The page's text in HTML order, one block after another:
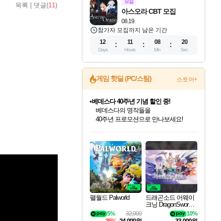
목록 댓글(11)
모집
08.19
아스오라 CBT 모집
참가자 모집까지 남은 기간
12
Days
11
Hours
08
Min
19
Sec
게임 핫딜 (PC/스팀) 스토어+
최대 90% 할인가를 만나보세요!
네이버혜택과 함께 만나보세요!
50%할인&추가 적립까지!
이니&베니 혜택까지!
네이버 혜택가와 함께 예약하세요!
할인&네이버혜택으로 만나보세요!
네이버페이 혜택과 만나보세요!
베데스다 40주년 기념 할인 중!
베데스다의 명작들을
40주년 프로모션으로 만나보세요!
네이버 포인트 혜택까지!
할인가에 만나보세요!
일부 에디션 상시 할인!
혜택으로 예약 판매 중
편안하게 충전하세요
팰월드 Palworld
32,000
5%
드래곤소드 어웨이
크닝 DragonSword A
10%